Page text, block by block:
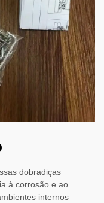
dobradiças
à corrosão e ao
internos